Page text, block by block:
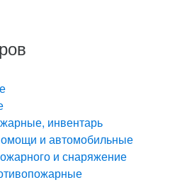
инвентарь
и автомобильные
и снаряжение